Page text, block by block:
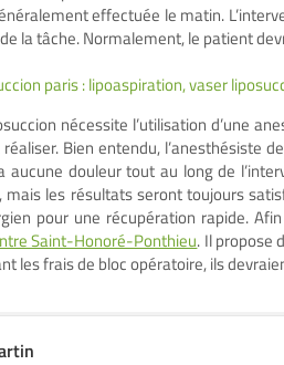
effectuée le matin.
la tâche. Normalement, le patient
paris : lipoaspiration, vaser
nécessite l’utilisation d’une
Bien entendu, l’anesthésiste
aucune douleur tout au long de
les résultats seront toujours
pour une récupération rapide.
Saint-Honoré-Ponthieu. Il propose
les frais de bloc opératoire, ils